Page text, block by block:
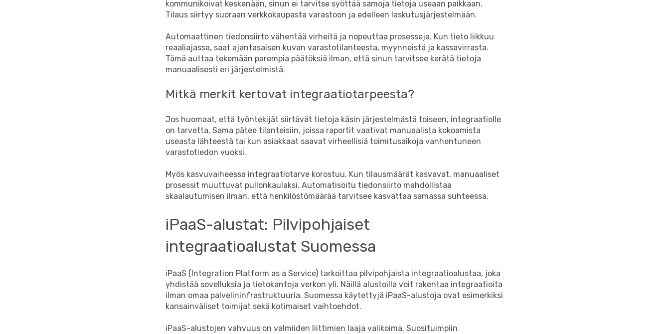
kommunikoivat keskenään, sinun ei tarvitse syöttää samoja tietoja useaan paikkaan.
Tilaus siirtyy suoraan verkkokaupasta varastoon ja edelleen laskutusjärjestelmään.
Automaattinen tiedonsiirto vähentää virheitä ja nopeuttaa prosesseja. Kun tieto liikkuu
reaaliajassa, saat ajantasaisen kuvan varastotilanteesta, myynneistä ja kassavirrasta.
Tämä auttaa tekemään parempia päätöksiä ilman, että sinun tarvitsee kerätä tietoja
manuaalisesti eri järjestelmistä.
Mitkä merkit kertovat integraatiotarpeesta?
Jos huomaat, että työntekijät siirtävät tietoja käsin järjestelmästä toiseen, integraatiolle
on tarvetta. Sama pätee tilanteisiin, joissa raportit vaativat manuaalista kokoamista
useasta lähteestä tai kun asiakkaat saavat virheellisiä toimitusaikoja vanhentuneen
varastotiedon vuoksi.
Myös kasvuvaiheessa integraatiotarve korostuu. Kun tilausmäärät kasvavat, manuaaliset
prosessit muuttuvat pullonkaulaksi. Automatisoitu tiedonsiirto mahdollistaa
skaalautumisen ilman, että henkilöstömäärää tarvitsee kasvattaa samassa suhteessa.
iPaaS-alustat: Pilvipohjaiset
integraatioalustat Suomessa
iPaaS (Integration Platform as a Service) tarkoittaa pilvipohjaista integraatioalustaa, joka
yhdistää sovelluksia ja tietokantoja verkon yli. Näillä alustoilla voit rakentaa integraatioita
ilman omaa palvelininfrastruktuuria. Suomessa käytettyjä iPaaS-alustoja ovat esimerkiksi
kansainväliset toimijat sekä kotimaiset vaihtoehdot.
iPaaS-alustojen vahvuus on valmiiden liittimien laaja valikoima. Suosituimpiin